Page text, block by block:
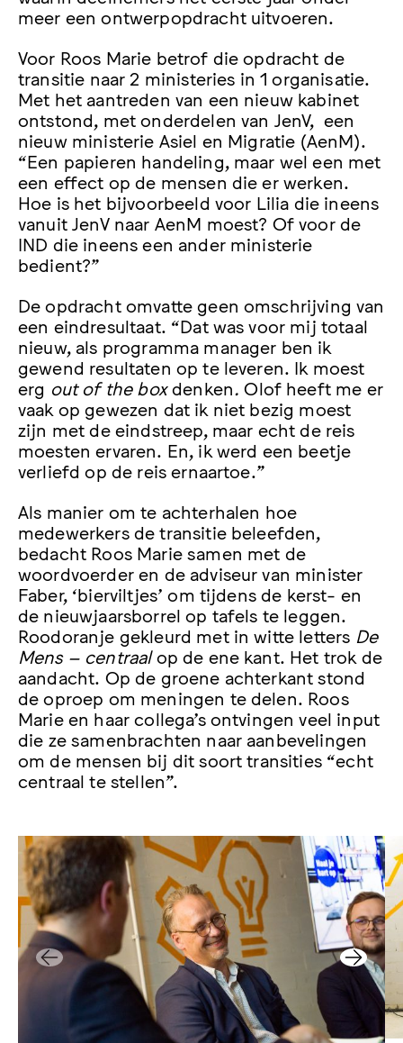
meer een ontwerpopdracht uitvoeren.
Voor Roos Marie betrof die opdracht de
transitie naar 2 ministeries in 1 organisatie.
Met het aantreden van een nieuw kabinet
ontstond, met onderdelen van JenV, een
nieuw ministerie Asiel en Migratie (AenM).
“Een papieren handeling, maar wel een met
een effect op de mensen die er werken.
Hoe is het bijvoorbeeld voor Lilia die ineens
vanuit JenV naar AenM moest? Of voor de
IND die ineens een ander ministerie
bedient?”
De opdracht omvatte geen omschrijving van
een eindresultaat. “Dat was voor mij totaal
nieuw, als programma manager ben ik
gewend resultaten op te leveren. Ik moest
erg out of the box denken.Olof heeft me er
vaak op gewezen dat ik niet bezig moest
zijn met de eindstreep, maar echt de reis
moesten ervaren. En, ik werd een beetje
verliefd op de reis ernaartoe.”
Als manier om te achterhalen hoe
medewerkers de transitie beleefden,
bedacht Roos Marie samen met de
woordvoerder en de adviseur van minister
Faber, ‘bierviltjes’ om tijdens de kerst- en
de nieuwjaarsborrel op tafels te leggen.
Roodoranje gekleurd met in witte letters De
Mens – centraalop de ene kant. Het trok de
aandacht. Op de groene achterkant stond
de oproep om meningen te delen. Roos
Marie en haar collega’s ontvingen veel input
die ze samenbrachten naar aanbevelingen
om de mensen bij dit soort transities “echt
centraal te stellen”.